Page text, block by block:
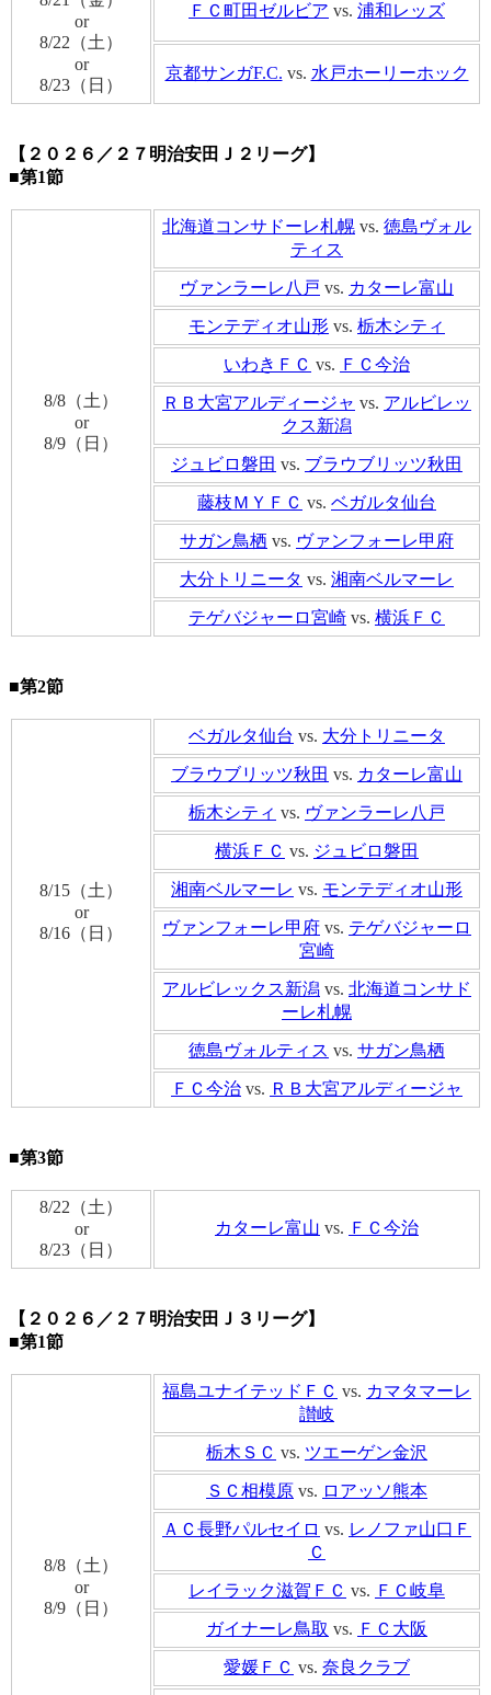
or
8/22（土）
or
8/23（日）
ＦＣ町田ゼルビア vs. 浦和レッズ
京都サンガF.C. vs. 水戸ホーリーホック
【２０２６／２７明治安田Ｊ２リーグ】
■第1節
8/8（土）
or
8/9（日）
北海道コンサドーレ札幌 vs. 徳島ヴォル
ティス
ヴァンラーレ八戸 vs. カターレ富山
モンテディオ山形 vs. 栃木シティ
いわきＦＣ vs. ＦＣ今治
ＲＢ大宮アルディージャ vs. アルビレッ
クス新潟
ジュビロ磐田 vs. ブラウブリッツ秋田
藤枝ＭＹＦＣ vs. ベガルタ仙台
サガン鳥栖 vs. ヴァンフォーレ甲府
大分トリニータ vs. 湘南ベルマーレ
テゲバジャーロ宮崎 vs. 横浜ＦＣ
■第2節
8/15（土）
or
8/16（日）
ベガルタ仙台 vs. 大分トリニータ
ブラウブリッツ秋田 vs. カターレ富山
栃木シティ vs. ヴァンラーレ八戸
横浜ＦＣ vs. ジュビロ磐田
湘南ベルマーレ vs. モンテディオ山形
ヴァンフォーレ甲府 vs. テゲバジャーロ
宮崎
アルビレックス新潟 vs. 北海道コンサド
ーレ札幌
徳島ヴォルティス vs. サガン鳥栖
ＦＣ今治 vs. ＲＢ大宮アルディージャ
■第3節
8/22（土）
or
8/23（日）
カターレ富山 vs. ＦＣ今治
【２０２６／２７明治安田Ｊ３リーグ】
■第1節
8/8（土）
or
8/9（日）
福島ユナイテッドＦＣ vs. カマタマーレ
讃岐
栃木ＳＣ vs. ツエーゲン金沢
ＳＣ相模原 vs. ロアッソ熊本
ＡＣ長野パルセイロ vs. レノファ山口Ｆ
Ｃ
レイラック滋賀ＦＣ vs. ＦＣ岐阜
ガイナーレ鳥取 vs. ＦＣ大阪
愛媛ＦＣ vs. 奈良クラブ